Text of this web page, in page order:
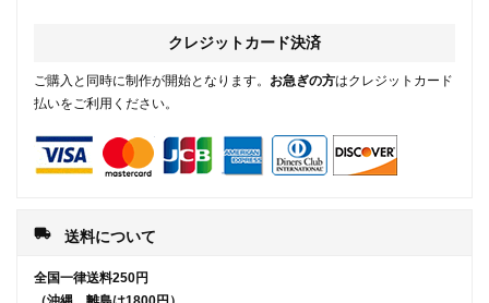
クレジットカード決済
ご購入と同時に制作が開始となります。 お急ぎの方はクレジットカード
払いをご利用ください。
local_shipping 送料について
全国一律送料250円